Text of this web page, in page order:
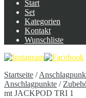
Start
Set
Kategorien
Kontakt
Wunschliste
Startseite /
Anschlagpunkte /
mt JACKPOD TRI 1